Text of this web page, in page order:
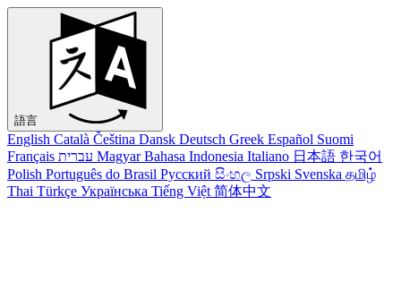
語言
English Català Čeština Dansk Deutsch Greek Español Suomi
Français עברית Magyar Bahasa Indonesia Italiano 日本語 한국어
Polish Português do Brasil Русский සිංහල Srpski Svenska தமிழ்
Thai Türkçe Українська Tiếng Việt 简体中文